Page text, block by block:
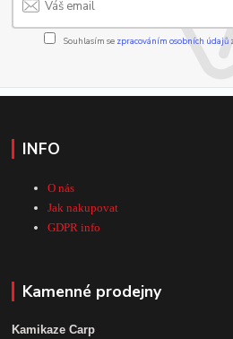
Souhlasím se zpracováním osobních údajů
INFO
O nás
Jak nakupovat
GDPR info
Kamenné prodejny
Kamikaze Carp